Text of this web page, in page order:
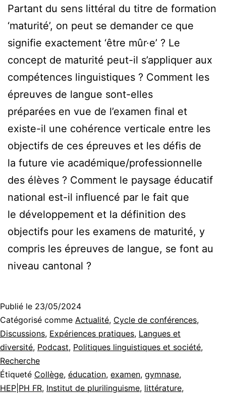
Partant du sens littéral du titre de formation
‘maturité’, on peut se demander ce que
signifie exactement ‘être mûr·e’ ? Le
concept de maturité peut-il s’appliquer aux
compétences linguistiques ? Comment les
épreuves de langue sont-elles
préparées en vue de l’examen final et
existe-il une cohérence verticale entre les
objectifs de ces épreuves et les défis de
la future vie académique/professionnelle
des élèves ? Comment le paysage éducatif
national est-il influencé par le fait que
le développement et la définition des
objectifs pour les examens de maturité, y
compris les épreuves de langue, se font au
niveau cantonal ?
Publié le 23/05/2024
Catégorisé comme Actualité, Cycle de conférences,
Discussions, Expériences pratiques, Langues et
diversité, Podcast, Politiques linguistiques et société,
Recherche
Étiqueté Collège, éducation, examen, gymnase,
HEP|PH FR, Institut de plurilinguisme, littérature,